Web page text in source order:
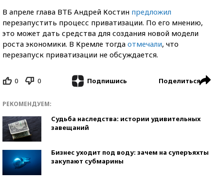
В апреле глава ВТБ Андрей Костин предложил
перезапустить процесс приватизации. По его мнению,
это может дать средства для создания новой модели
роста экономики. В Кремле тогда отмечали, что
перезапуск приватизации не обсуждается.
0 0 Подпишись Поделиться
РЕКОМЕНДУЕМ:
Судьба наследства: истории удивительных
завещаний
Бизнес уходит под воду: зачем на суперъяхты
закупают субмарины